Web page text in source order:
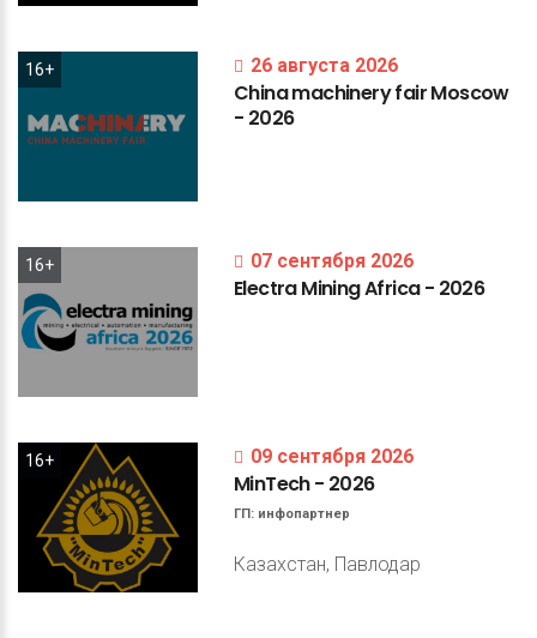
16+ 26 августа 2026
ChinamachineryfairMoscow
- 2026
16+ 07 сентября 2026
ElectraMiningAfrica- 2026
16+ 09 сентября 2026
MinTech- 2026
ГП: инфопартнер
Казахстан, Павлодар